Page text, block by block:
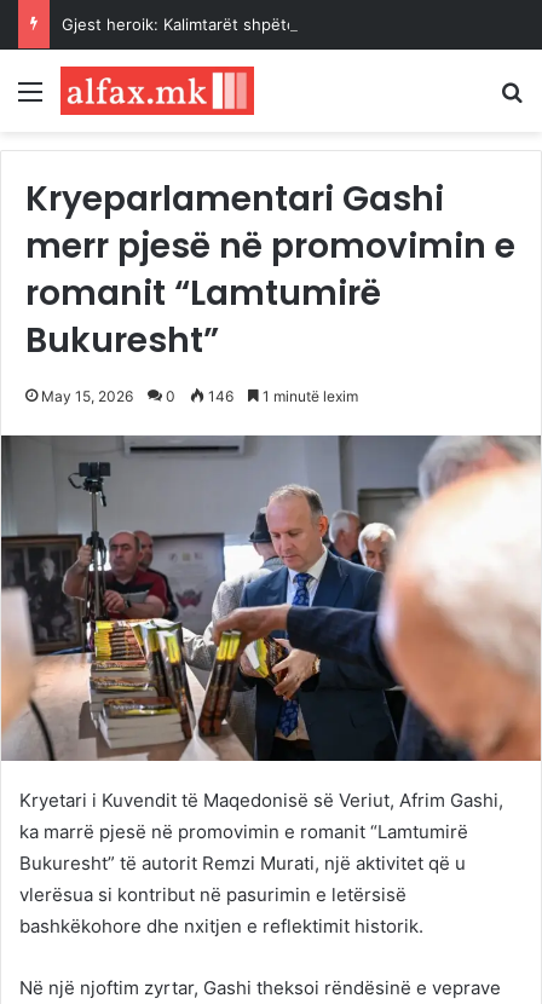
Menu
Kryeparlamentari Gashi
merr pjesë në promovimin e
romanit “Lamtumirë
Bukuresht”
May 15, 2026 0 146 1 minutë lexim
Kryetari i Kuvendit të Maqedonisë së Veriut, Afrim Gashi,
ka marrë pjesë në promovimin e romanit “Lamtumirë
Bukuresht” të autorit Remzi Murati, një aktivitet që u
vlerësua si kontribut në pasurimin e letërsisë
bashkëkohore dhe nxitjen e reflektimit historik.
Në një njoftim zyrtar, Gashi theksoi rëndësinë e veprave